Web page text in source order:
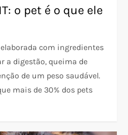
o pet é o que ele
com ingredientes
a digestão, queima de
de um peso saudável.
mais de 30% dos pets